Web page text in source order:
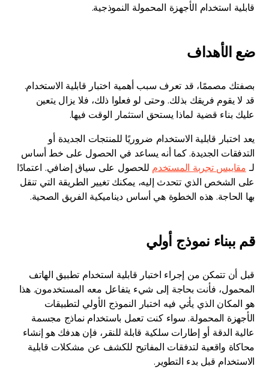
قابلية استخدام الأجهزة المحمولة النموذجية.
ضع الأهداف
بصفتك مصممًا، قد تعرف سبب أهمية اختبار قابلية الاستخدام.
قد لا يقوم فريقك بذلك. وحتى لو فعلوا ذلك، فلا يزال يتعين
عليك بناء قضية لماذا يستحق استثمار الوقت فيها.
يعد اختبار قابلية الاستخدام ضروريًا للمنتجات الجديدة أو
التدفقات الجديدة. كما أنه يساعد في الحصول على خط أساس
لـ مقاييس تجربة المستخدم للحصول على سياق إضافي. اعتمادًا
على الشخص الذي تتحدث إليه، يمكنك تغيير الطريقة التي تنقل
بها الحاجة. هذه الخطوة هي أساس ديناميكية الفريق الصحية.
قم ببناء نموذج أولي
قبل أن تتمكن من إجراء اختبار قابلية استخدام تطبيق الهاتف
المحمول، فأنت بحاجة إلى شيء يتفاعل معه المستخدمون. هذا
هو المكان الذي يأتي فيه اختبار النموذج الأولي لتطبيقات
الأجهزة المحمولة. سواء كنت تعمل باستخدام نماذج مجسمة
عالية الدقة أو إطارات سلكية قابلة للنقر، فإن هدفك هو إنشاء
محاكاة واقعية لتدفقات المفاتيح للكشف عن مشكلات قابلية
الاستخدام قبل بدء التطوير.